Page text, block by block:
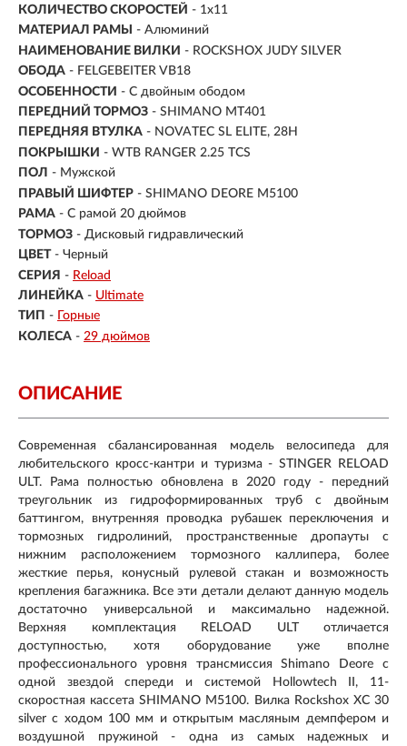
КОЛИЧЕСТВО СКОРОСТЕЙ - 1x11
МАТЕРИАЛ РАМЫ
- Алюминий
НАИМЕНОВАНИЕ ВИЛКИ - ROCKSHOX JUDY SILVER
ОБОДА - FELGEBEITER VB18
ОСОБЕННОСТИ - С двойным ободом
ПЕРЕДНИЙ ТОРМОЗ - SHIMANO MT401
ПЕРЕДНЯЯ ВТУЛКА - NOVATEC SL ELITE, 28H
ПОКРЫШКИ - WTB RANGER 2.25 TCS
ПОЛ - Мужской
ПРАВЫЙ ШИФТЕР - SHIMANO DEORE M5100
РАМА - С рамой 20 дюймов
ТОРМОЗ - Дисковый гидравлический
ЦВЕТ - Черный
СЕРИЯ - Reload
ЛИНЕЙКА - Ultimate
ТИП - Горные
КОЛЕСА - 29 дюймов
ОПИСАНИЕ
Современная сбалансированная модель велосипеда для
любительского кросс-кантри и туризма - STINGER RELOAD
ULT. Рама полностью обновлена в 2020 году - передний
треугольник из гидроформированных труб с двойным
баттингом, внутренняя проводка рубашек переключения и
тормозных гидролиний, пространственные дропауты с
нижним расположением тормозного каллипера, более
жесткие перья, конусный рулевой стакан и возможность
крепления багажника. Все эти детали делают данную модель
достаточно универсальной и максимально надежной.
Верхняя комплектация RELOAD ULT отличается
доступностью, хотя оборудование уже вполне
профессионального уровня трансмиссия Shimano Deore с
одной звездой спереди и системой Hollowtech II, 11-
скоростная кассета SHIMANO M5100. Вилка Rockshox XC 30
silver с ходом 100 мм и открытым масляным демпфером и
воздушной пружиной - одна из самых надежных и